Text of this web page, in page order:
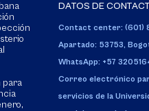
para
DATOS DE
Contact center: (601)
Apartado: 53753,
WhatsApp: +57
Correo electrónico
servicios de la